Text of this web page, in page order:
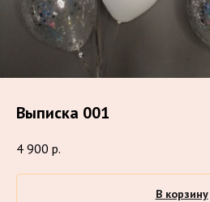
Выписка 001
4 900 р.
В корзину